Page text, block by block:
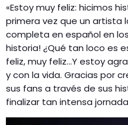
«Estoy muy feliz: hicimos
primera vez que un artista
completa en español en los
historia! ¿Qué tan loco es
feliz, muy feliz…Y estoy
y con la vida. Gracias por
sus fans a través de sus
finalizar tan intensa